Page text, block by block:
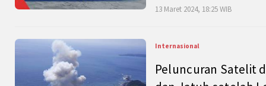
13 Maret 2024, 18:25 WIB
Internasional
Peluncuran Satelit